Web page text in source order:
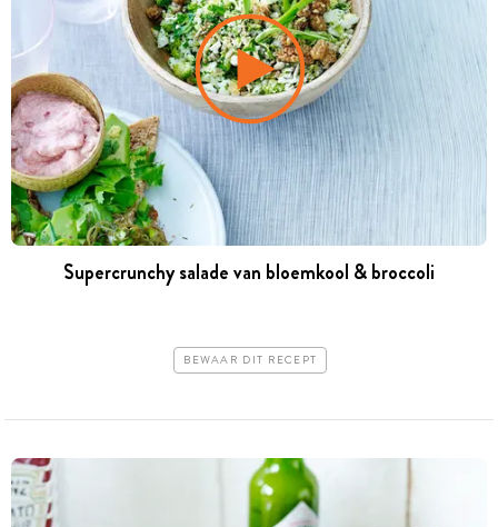
Supercrunchy salade van bloemkool & broccoli
BEWAAR DIT RECEPT